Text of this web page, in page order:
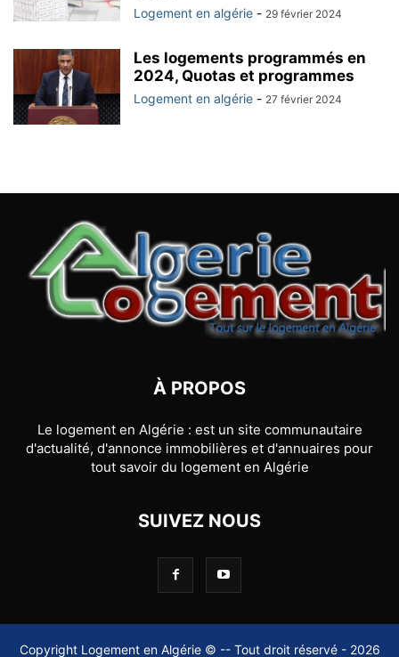
Logement en algérie - 29 février 2024
Les logements programmés en
2024, Quotas et programmes
Logement en algérie - 27 février 2024
À PROPOS
Le logement en Algérie : est un site communautaire
d'actualité, d'annonce immobilières et d'annuaires pour
tout savoir du logement en Algérie
SUIVEZ NOUS
Copyright Logement en Algérie © -- Tout droit réservé - 2026